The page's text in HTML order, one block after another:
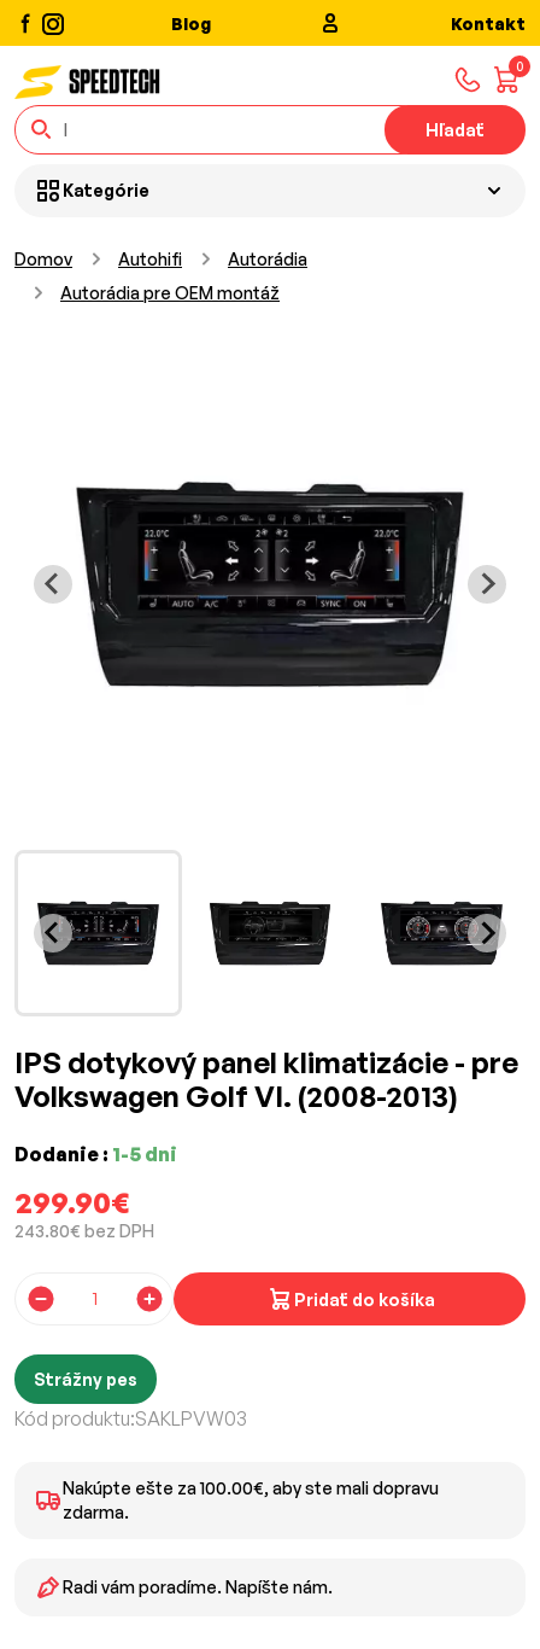
Blog Kontakt
0
Hľadať
Kategórie
Domov Autohifi
Autorádia
Autorádia pre OEM montáž
IPS dotykový panel klimatizácie - pre
Volkswagen Golf VI. (2008-2013)
Dodanie : 1-5 dni
299.90€
243.80€ bez DPH
Pridať do košíka
Strážny pes
Kód produktu:SAKLPVW03
Nakúpte ešte za 100.00€, aby ste mali dopravu
zdarma.
Radi vám poradíme. Napíšte nám.